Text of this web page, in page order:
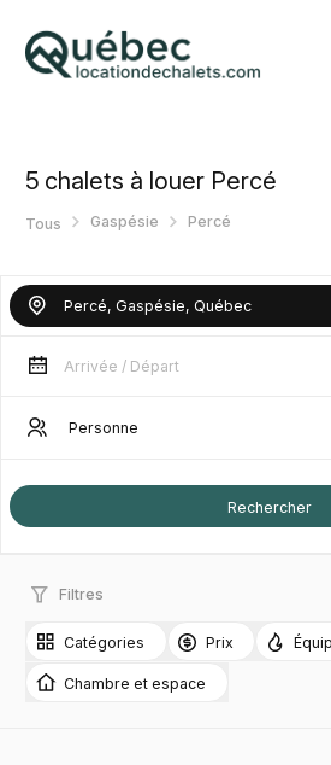
5 chalets à louer Percé
Tous Gaspésie Percé
Filtres
Catégories Prix
Chambre et espace